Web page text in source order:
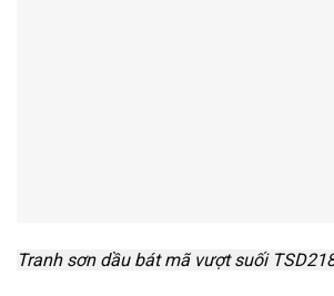
Tranh sơn dầu bát mã vượt suối